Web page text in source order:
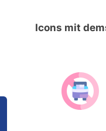
Icons mit